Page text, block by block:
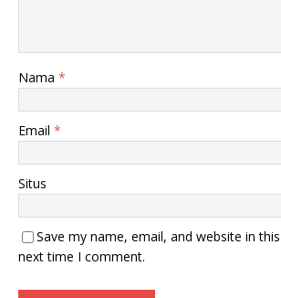
Nama *
Email *
Situs
Save my name, email, and website in
next time I comment.